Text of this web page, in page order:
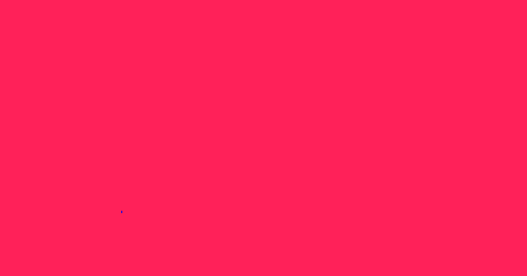
malerwenzel | Internationaler Künstler Monschau-Imgenbroich Eifel Aachen